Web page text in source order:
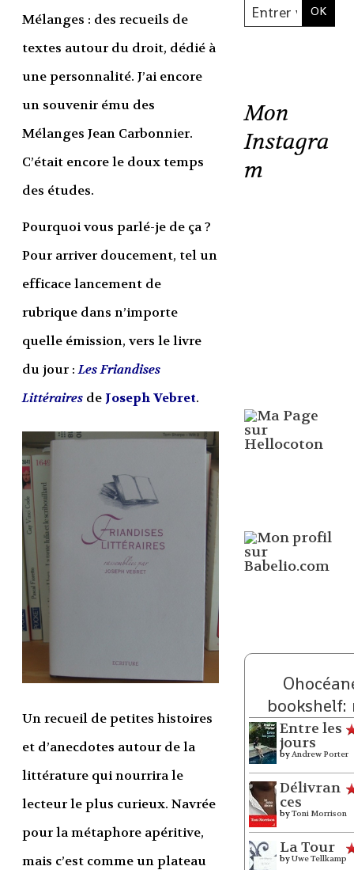
Mélanges : des recueils de
textes autour du droit, dédié à
une personnalité. J’ai encore
un souvenir ému des
Mélanges Jean Carbonnier.
C’était encore le doux temps
des études.
Pourquoi vous parlé-je de ça ?
Pour arriver doucement, tel un
efficace lancement de
rubrique dans n’importe
quelle émission, vers le livre
du jour :Les Friandises
Littérairesde Joseph Vebret.
Un recueil de petites histoires
et d’anecdotes autour de la
littérature qui nourrira le
lecteur le plus curieux. Navrée
pour la métaphore apéritive,
mais c’est comme un plateau
Mon
Instagra
m
bookshelf:
Entre les
jours
byAndrew Porter
Délivran
ces
byToni Morrison
La Tour
byUwe Tellkamp